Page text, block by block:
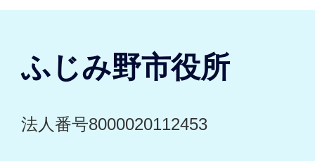
ふじみ野市役所
法人番号8000020112453